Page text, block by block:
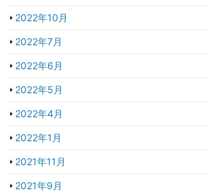
2022年10月
2022年7月
2022年6月
2022年5月
2022年4月
2022年1月
2021年11月
2021年9月